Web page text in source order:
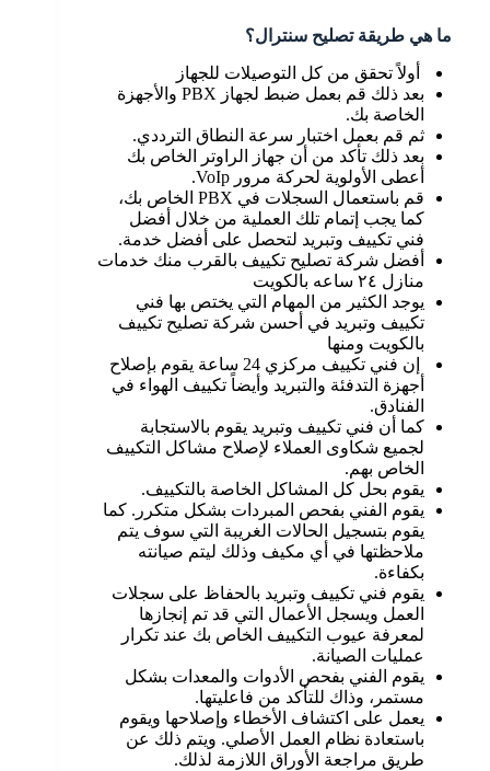
ما هي طريقة تصليح سنترال؟
أولاً تحقق من كل التوصيلات للجهاز
بعد ذلك قم بعمل ضبط لجهاز PBX والأجهزة
الخاصة بك.
ثم قم بعمل اختبار سرعة النطاق الترددي.
بعد ذلك تأكد من أن جهاز الراوتر الخاص بك
أعطى الأولوية لحركة مرور VoIp.
قم باستعمال السجلات في PBX الخاص بك،
كما يجب إتمام تلك العملية من خلال أفضل
فني تكييف وتبريد لتحصل على أفضل خدمة.
أفضل شركة تصليح تكييف بالقرب منك خدمات
منازل ٢٤ ساعه بالكويت
يوجد الكثير من المهام التي يختص بها فني
تكييف وتبريد في أحسن شركة تصليح تكييف
بالكويت ومنها
إن فني تكييف مركزي 24 ساعة يقوم بإصلاح
أجهزة التدفئة والتبريد وأيضاً تكييف الهواء في
الفنادق.
كما أن فني تكييف وتبريد يقوم بالاستجابة
لجميع شكاوى العملاء لإصلاح مشاكل التكييف
الخاص بهم.
يقوم بحل كل المشاكل الخاصة بالتكييف.
يقوم الفني بفحص المبردات بشكل متكرر. كما
يقوم بتسجيل الحالات الغريبة التي سوف يتم
ملاحظتها في أي مكيف وذلك ليتم صيانته
بكفاءة.
يقوم فني تكييف وتبريد بالحفاظ على سجلات
العمل ويسجل الأعمال التي قد تم إنجازها
لمعرفة عيوب التكييف الخاص بك عند تكرار
عمليات الصيانة.
يقوم الفني بفحص الأدوات والمعدات بشكل
مستمر، وذاك للتأكد من فاعليتها.
يعمل على اكتشاف الأخطاء وإصلاحها ويقوم
باستعادة نظام العمل الأصلي. ويتم ذلك عن
طريق مراجعة الأوراق اللازمة لذلك.